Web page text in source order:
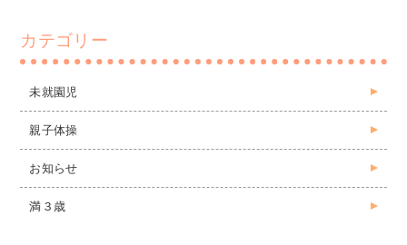
カテゴリー
未就園児
親子体操
お知らせ
満３歳